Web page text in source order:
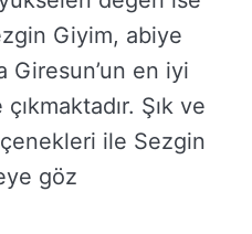
Giyim, abiye
Giresun’un en iyi
Şık ve
ile Sezgin
göz